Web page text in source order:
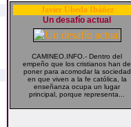
Javier Úbeda Ibáñez
Un desafío actual
CAMINEO.INFO.- Dentro del
empeño que los cristianos han de
poner para acomodar la sociedad
en que viven a la fe católica, la
enseñanza ocupa un lugar
principal, porque representa...